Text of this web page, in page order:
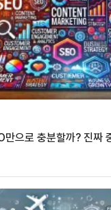
만으로 충분할까? 진짜